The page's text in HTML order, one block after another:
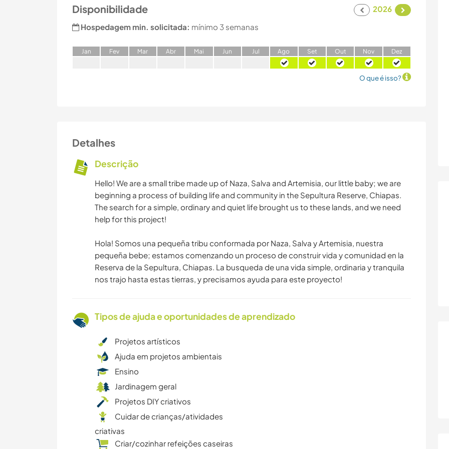
Disponibilidade
2026
Hospedagem min. solicitada: mínimo 3 semanas
Jan Fev Mar Abr Mai Jun Jul Ago Set Out Nov Dez
O que é isso?
Detalhes
Descrição
Hello! We are a small tribe made up of Naza, Salva and Artemisia, our little baby; we are
beginning a process of building life and community in the Sepultura Reserve, Chiapas.
The search for a simple, ordinary and quiet life brought us to these lands, and we need
help for this project!
Hola! Somos una pequeña tribu conformada por Naza, Salva y Artemisia, nuestra
pequeña bebe; estamos comenzando un proceso de construir vida y comunidad en la
Reserva de la Sepultura, Chiapas. La busqueda de una vida simple, ordinaria y tranquila
nos trajo hasta estas tierras, y precisamos ayuda para este proyecto!
Tipos de ajuda e oportunidades de aprendizado
Projetos artísticos
Ajuda em projetos ambientais
Ensino
Jardinagem geral
Projetos DIY criativos
Cuidar de crianças/atividades
criativas
Criar/cozinhar refeições caseiras